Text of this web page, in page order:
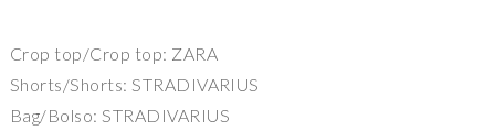
Crop top/Crop top: ZARA
Shorts/Shorts: STRADIVARIUS
Bag/Bolso: STRADIVARIUS